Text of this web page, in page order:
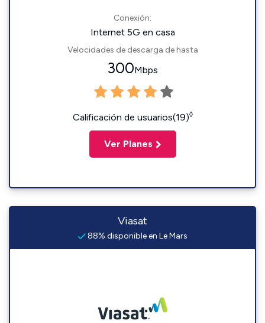
Conexión:
Internet 5G en casa
Velocidades de descarga de hasta
300Mbps
Calificación de usuarios(19)◊
Ver Planes
Viasat
88% disponible en Le Mars